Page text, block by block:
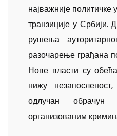
најважније политичке
транзиције у Србији.
рушења
разочарење грађана
Нове власти су
нижу
одлучан
организованим